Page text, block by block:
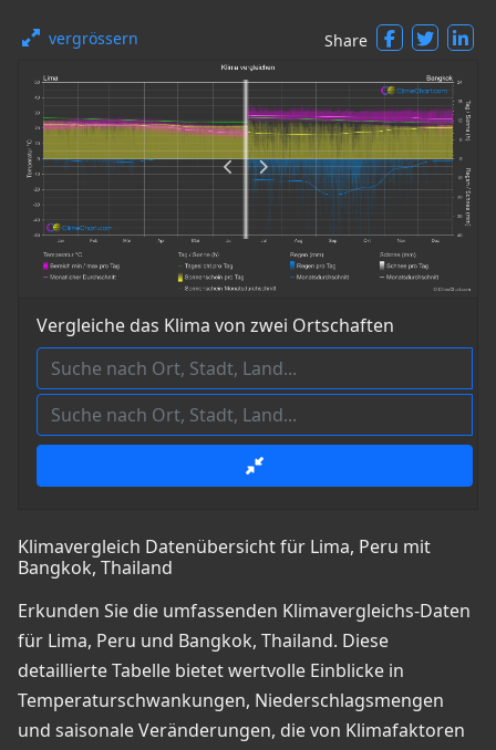
vergrössern Share
Vergleiche das Klima von zwei Ortschaften
Klimavergleich Datenübersicht für Lima, Peru mit
Bangkok, Thailand
Erkunden Sie die umfassenden Klimavergleichs-Daten
für Lima, Peru und Bangkok, Thailand. Diese
detaillierte Tabelle bietet wertvolle Einblicke in
Temperaturschwankungen, Niederschlagsmengen
und saisonale Veränderungen, die von Klimafaktoren